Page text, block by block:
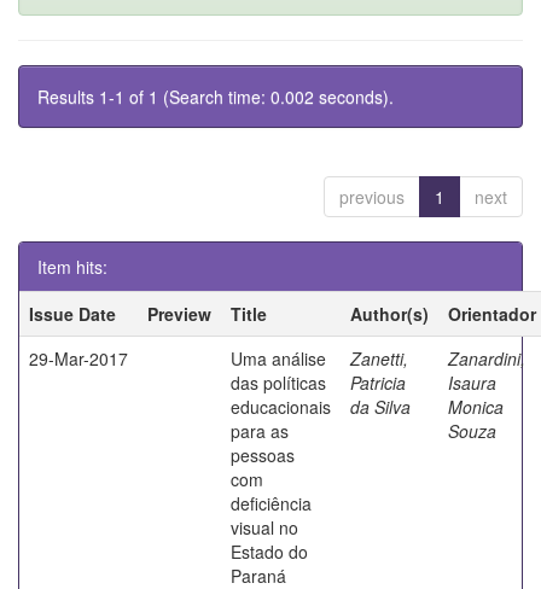
Results 1-1 of 1 (Search time: 0.002 seconds).
previous 1 next
Item hits:
Issue Date
Preview Title Author(s)
Orientador
29-Mar-2017
Uma análise
das políticas
educacionais
para as
pessoas
com
deficiência
visual no
Estado do
Paraná
Zanetti,
Patricia
da Silva
Zanardini,
Isaura
Monica
Souza